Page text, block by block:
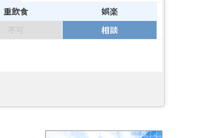
重飲食
娯楽
相談